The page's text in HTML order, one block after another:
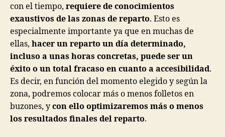
con el tiempo, requiere de conocimientos
exaustivos de las zonas de reparto. Esto es
especialmente importante ya que en muchas de
ellas, hacer un reparto un día determinado,
incluso a unas horas concretas, puede ser un
éxito o un total fracaso en cuanto a accesibilidad.
Es decir, en función del momento elegido y según la
zona, podremos colocar más o menos folletos en
buzones, y con ello optimizaremos más o menos
los resultados finales del reparto.